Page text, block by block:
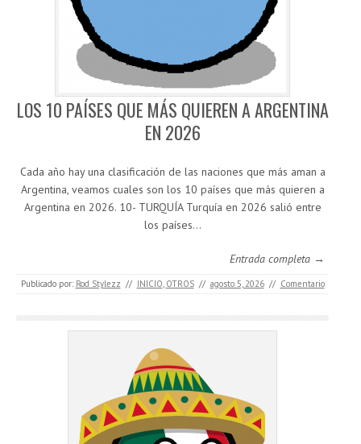
LOS 10 PAÍSES QUE MÁS QUIEREN A ARGENTINA
EN 2026
Cada año hay una clasificación de las naciones que más aman a
Argentina, veamos cuales son los 10 países que más quieren a
Argentina en 2026. 10- TURQUÍA Turquía en 2026 salió entre
los países…
Entrada completa →
Publicado por: Rod Stylezz // INICIO, OTROS // agosto 5, 2026 // Comentario